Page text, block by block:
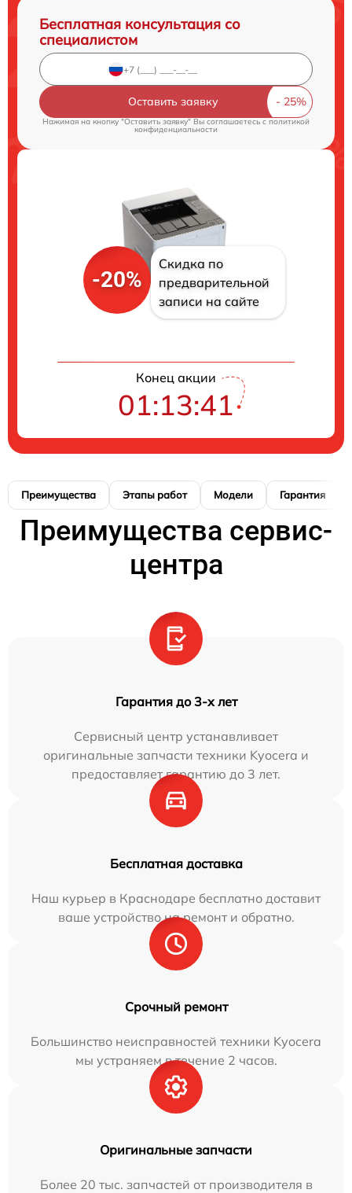
Бесплатная консультация со
специалистом
Оставить заявку
Нажимая на кнопку "Оставить заявку" Вы соглашаетесь cполитикой
конфиденциальности
-20%
Скидка по
предварительной
записи на сайте
Конец акции
01:13:40
Преимущества Этапы работ Модели Гарантия
Преимущества сервис-
центра
Гарантия до 3-х лет
Сервисный центр устанавливает
оригинальные запчасти техники Kyocera и
предоставляет гарантию до 3 лет.
Бесплатная доставка
Наш курьер в Краснодаре бесплатно доставит
ваше устройство на ремонт и обратно.
Срочный ремонт
Большинство неисправностей техники Kyocera
мы устраняем в течение 2 часов.
Оригинальные запчасти
Более 20 тыс. запчастей от производителя в